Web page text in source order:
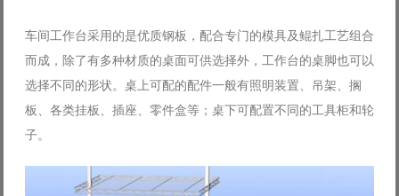
车间工作台采用的是优质钢板，配合专门的模具及鲲扎工艺组合
而成，除了有多种材质的桌面可供选择外，工作台的桌脚也可以
选择不同的形状。桌上可配的配件一般有照明装置、吊架、搁
板、各类挂板、插座、零件盒等；桌下可配置不同的工具柜和轮
子。